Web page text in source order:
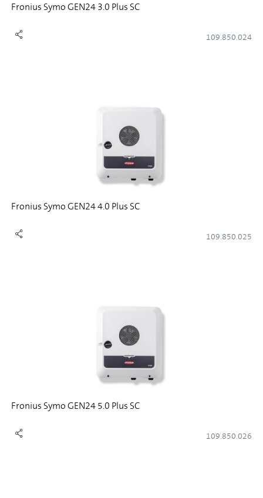
Fronius Symo GEN24 3.0 Plus SC
109.850.024
Fronius Symo GEN24 4.0 Plus SC
109.850.025
Fronius Symo GEN24 5.0 Plus SC
109.850.026